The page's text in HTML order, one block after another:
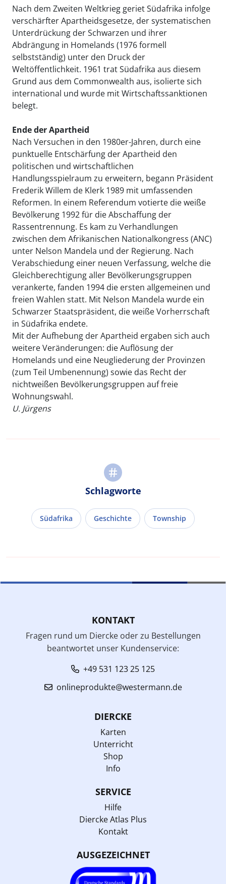
Nach dem Zweiten Weltkrieg geriet Südafrika infolge
verschärfter Apartheidsgesetze, der systematischen
Unterdrückung der Schwarzen und ihrer
Abdrängung in Homelands (1976 formell
selbstständig) unter den Druck der
Weltöffentlichkeit. 1961 trat Südafrika aus diesem
Grund aus dem Commonwealth aus, isolierte sich
international und wurde mit Wirtschaftssanktionen
belegt.
Ende der Apartheid
Nach Versuchen in den 1980er-Jahren, durch eine
punktuelle Entschärfung der Apartheid den
politischen und wirtschaftlichen
Handlungsspielraum zu erweitern, begann Präsident
Frederik Willem de Klerk 1989 mit umfassenden
Reformen. In einem Referendum votierte die weiße
Bevölkerung 1992 für die Abschaffung der
Rassentrennung. Es kam zu Verhandlungen
zwischen dem Afrikanischen Nationalkongress (ANC)
unter Nelson Mandela und der Regierung. Nach
Verabschiedung einer neuen Verfassung, welche die
Gleichberechtigung aller Bevölkerungsgruppen
verankerte, fanden 1994 die ersten allgemeinen und
freien Wahlen statt. Mit Nelson Mandela wurde ein
Schwarzer Staatspräsident, die weiße Vorherrschaft
in Südafrika endete.
Mit der Aufhebung der Apartheid ergaben sich auch
weitere Veränderungen: die Auflösung der
Homelands und eine Neugliederung der Provinzen
(zum Teil Umbenennung) sowie das Recht der
nichtweißen Bevölkerungsgruppen auf freie
Wohnungswahl.
U. Jürgens
Schlagworte
Südafrika Geschichte Township
KONTAKT
Fragen rund um Diercke oder zu Bestellungen
beantwortet unser Kundenservice:
+49 531 123 25 125
onlineprodukte@westermann.de
DIERCKE
Karten
Unterricht
Shop
Info
SERVICE
Hilfe
Diercke Atlas Plus
Kontakt
AUSGEZEICHNET